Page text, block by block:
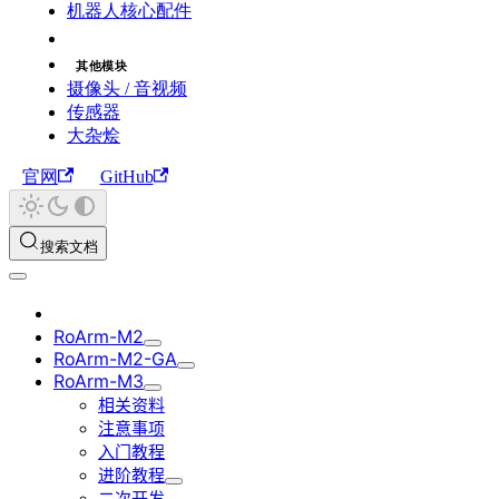
机器人核心配件
其他模块
摄像头 / 音视频
传感器
大杂烩
官网 GitHub
搜索文档
RoArm-M2
RoArm-M2-GA
RoArm-M3
相关资料
注意事项
入门教程
进阶教程